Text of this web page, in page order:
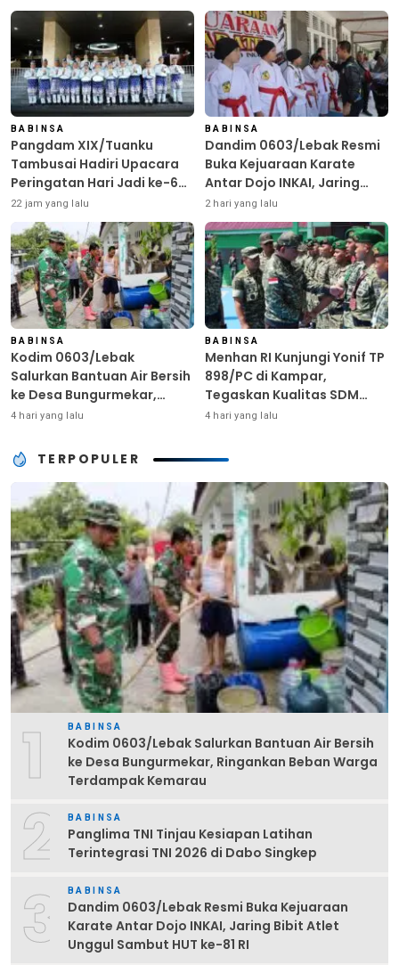
BABINSA
Pangdam XIX/Tuanku
Tambusai Hadiri Upacara
Peringatan Hari Jadi ke-69
Provinsi Riau
22 jam yang lalu
BABINSA
Dandim 0603/Lebak Resmi
Buka Kejuaraan Karate
Antar Dojo INKAI, Jaring
Bibit Atlet Unggul Sambut
HUT ke-81 RI
2 hari yang lalu
BABINSA
Kodim 0603/Lebak
Salurkan Bantuan Air Bersih
ke Desa Bungurmekar,
Ringankan Beban Warga
4 hari yang lalu
BABINSA
Menhan RI Kunjungi Yonif TP
898/PC di Kampar,
Tegaskan Kualitas SDM
Kunci Kekuatan TNI
4 hari yang lalu
TERPOPULER
1 BABINSA
Kodim 0603/Lebak Salurkan Bantuan Air Bersih
ke Desa Bungurmekar, Ringankan Beban Warga
Terdampak Kemarau
2 BABINSA
Panglima TNI Tinjau Kesiapan Latihan
Terintegrasi TNI 2026 di Dabo Singkep
3 BABINSA
Dandim 0603/Lebak Resmi Buka Kejuaraan
Karate Antar Dojo INKAI, Jaring Bibit Atlet
Unggul Sambut HUT ke-81 RI